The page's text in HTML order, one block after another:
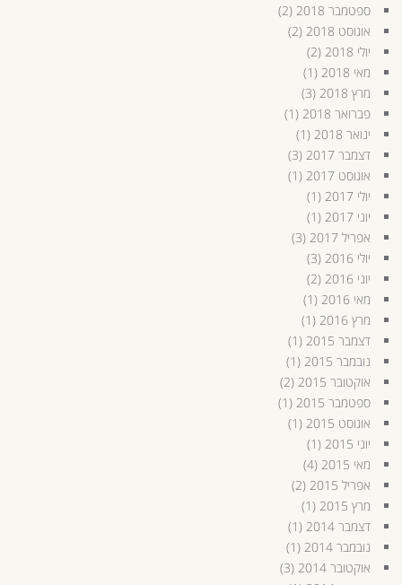
ספטמבר 2018
(2)
אוגוסט 2018
(2)
יולי 2018
(2)
מאי 2018
(1)
מרץ 2018
(3)
פברואר 2018
(1)
ינואר 2018
(1)
דצמבר 2017
(3)
אוגוסט 2017
(1)
יולי 2017
(1)
יוני 2017
(1)
אפריל 2017
(3)
יולי 2016
(3)
יוני 2016
(2)
מאי 2016
(1)
מרץ 2016
(1)
דצמבר 2015
(1)
נובמבר 2015
(1)
אוקטובר 2015
(2)
ספטמבר 2015
(1)
אוגוסט 2015
(1)
יוני 2015
(1)
מאי 2015
(4)
אפריל 2015
(2)
מרץ 2015
(1)
דצמבר 2014
(1)
נובמבר 2014
(1)
אוקטובר 2014
(3)